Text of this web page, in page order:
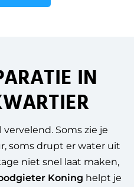
IN
Soms zie je
soms drupt er water uit
niet snel laat maken,
Koning helpt je